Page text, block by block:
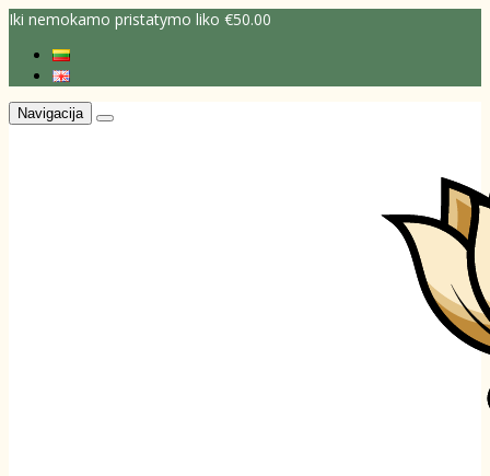
Iki nemokamo pristatymo liko €50.00
Navigacija